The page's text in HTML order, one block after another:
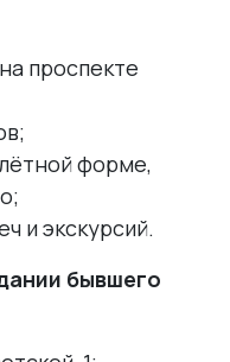
проспекте
форме,
и экскурсий.
бывшего